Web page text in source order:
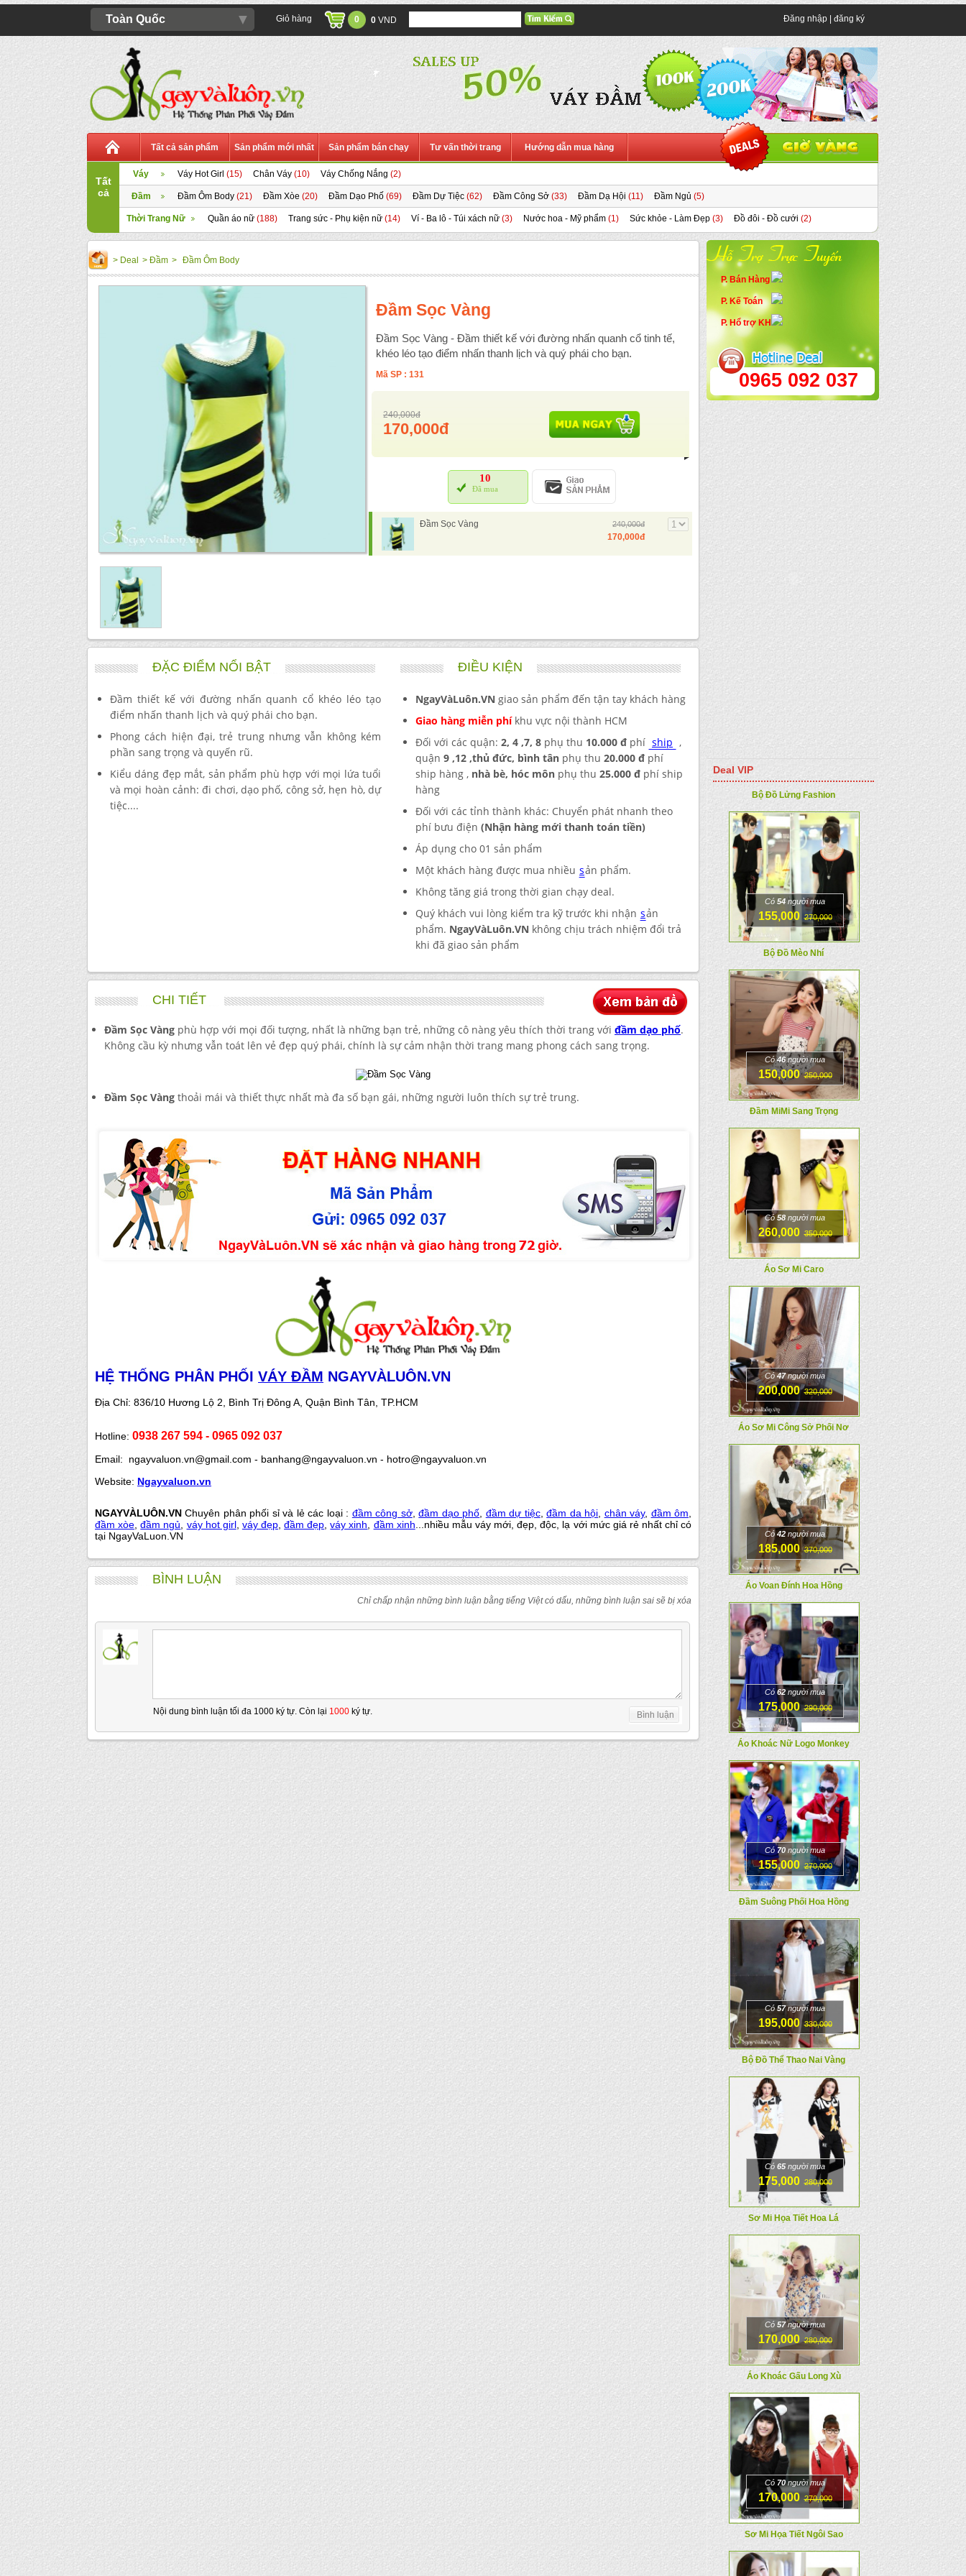
Toàn Quốc ▼ Giỏ hàng 0 0 VND Đăng nhập đăng ký
Tất cả sản phẩm Sản phẩm mới nhất Sản phẩm bán chạy Tư vấn thời trang Hướng dẫn mua hàng
Tất
cả
Váy Váy Hot Girl (15) Chân Váy (10) Váy Chống Nắng (2)
Đầm Đầm Ôm Body (21) Đầm Xòe (20) Đầm Dạo Phố (69) Đầm Dự Tiệc (62) Đầm Công Sở (33) Đầm Dạ Hội (11) Đầm Ngủ (5)
Thời Trang Nữ Quần áo nữ (188) Trang sức - Phụ kiện nữ (14) Ví - Ba lô - Túi xách nữ (3) Nước hoa - Mỹ phẩm (1) Sức khỏe - Làm Đẹp (3) Đồ đôi - Đồ cưới (2)
> Deal > Đầm > Đầm Ôm Body
Đầm Sọc Vàng
Đầm Sọc Vàng - Đầm thiết kế với đường nhấn quanh cổ tinh tế,
khéo léo tạo điểm nhấn thanh lịch và quý phái cho bạn.
Mã SP : 131
240,000đ
170,000đ
10
Đã mua
Đầm Sọc Vàng 240,000đ
170,000đ
ĐẶC ĐIỂM NỔI BẬT
Đầm thiết kế với đường nhấn quanh cổ khéo léo tạo
điểm nhấn thanh lịch và quý phái cho bạn.
Phong cách hiện đại, trẻ trung nhưng vẫn không kém
phần sang trọng và quyến rũ.
Kiểu dáng đẹp mắt, sản phẩm phù hợp với mọi lứa tuổi
và mọi hoàn cảnh: đi chơi, dạo phố, công sở, hẹn hò, dự
tiệc....
ĐIỀU KIỆN
NgayVàLuôn.VN giao sản phẩm đến tận tay khách hàng
Giao hàng miễn phíkhu vực nội thành HCM
Đối với các quận: 2, 4 ,7, 8 phụ thu 10.000 đ phí ship ,
quận 9 ,12 ,thủ đức, bình tân phụ thu 20.000 đ phí
ship hàng , nhà bè, hóc môn phụ thu 25.000 đ phí ship
hàng
Đối với các tỉnh thành khác: Chuyển phát nhanh theo
phí bưu điện (Nhận hàng mới thanh toán tiền)
Áp dụng cho 01 sản phẩm
Một khách hàng được mua nhiều sản phẩm.
Không tăng giá trong thời gian chạy deal.
Quý khách vui lòng kiểm tra kỹ trước khi nhận sản
phẩm. NgayVàLuôn.VN không chịu trách nhiệm đổi trả
khi đã giao sản phẩm
CHI TIẾT
Đầm Sọc Vàng phù hợp với mọi đối tượng, nhất là những bạn trẻ, những cô nàng yêu thích thời trang với đầm dạo phố.
Không cầu kỳ nhưng vẫn toát lên vẻ đẹp quý phái, chính là sự cảm nhận thời trang mang phong cách sang trọng.
Đầm Sọc Vàng thoải mái và thiết thực nhất mà đa số bạn gái, những người luôn thích sự trẻ trung.
HỆ THỐNG PHÂN PHỐI VÁY ĐẦM NGAYVÀLUÔN.VN
Địa Chỉ: 836/10 Hương Lộ 2, Bình Trị Đông A, Quận Bình Tân, TP.HCM
Hotline: 0938 267 594 - 0965 092 037
Email: ngayvaluon.vn@gmail.com - banhang@ngayvaluon.vn - hotro@ngayvaluon.vn
Website: Ngayvaluon.vn
NGAYVÀLUÔN.VN Chuyên phân phối sỉ và lẻ các loại : đầm công sở,đầm dạo phố đầm dự tiệc,đầm da hội chân váy, đầm ôm
đầm xòe ,đầm ngủ váy hot girl, váy đẹp,đầm đẹp ,váy xinh đầm xinh ...nhiều mẫu váy mới, đẹp, độc, lạ với mức giá rẻ nhất chỉ có
tại NgayVaLuon.VN
BÌNH LUẬN
Chỉ chấp nhận những bình luận bằng tiếng Việt có dấu, những bình luận sai sẽ bị xóa
Nội dung bình luận tối đa 1000 ký tự. Còn lại 1000 ký tự.
P. Bán Hàng
P. Kế Toán
P. Hổ trợ KH
0965 092 037
Deal VIP
Có 54 người mua
155,000 270,000
Bộ Đồ Lửng Fashion
Có46người mua
150,000 250,000
Bộ Đồ Mèo Nhí
Có 58 người mua
260,000 350,000
Đầm MiMi Sang Trọng
Có47người mua
200,000 320,000
Áo Sơ Mi Caro
Có 42 người mua
185,000 370,000
Áo Sơ Mi Công Sở Phối Nơ
Có 62 người mua
175,000 290,000
Áo Voan Đính Hoa Hồng
Có 70 người mua
155,000 270,000
Áo Khoác Nữ Logo Monkey
Có57người mua
195,000 330,000
Đầm Suông Phối Hoa Hồng
Có 65 người mua
175,000 280,000
Bộ Đồ Thể Thao Nai Vàng
Có 57người mua
170,000 280,000
Sơ Mi Họa Tiết Hoa Lá
Có 70 người mua
170,000 270,000
Áo Khoác Gấu Long Xù
Sơ Mi Họa Tiết Ngôi Sao